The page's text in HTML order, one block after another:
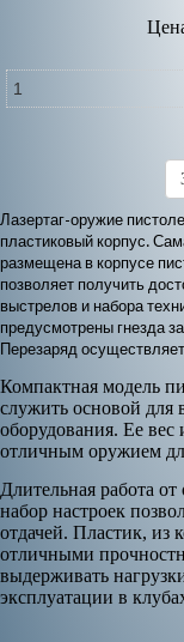
Лазертаг-оружие
пластиковый корпус.
размещена в корпусе
позволяет получить
выстрелов и набора
предусмотрены гнезда
Перезаряд
Компактная модель
служить основой для
оборудования. Ее
отличным оружием
Длительная работа
набор настроек
отдачей. Пластик, из
отличными
выдерживать
эксплуатации в